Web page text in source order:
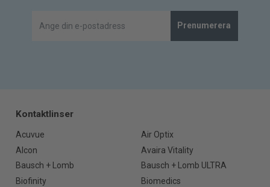
Prenumerera
Kontaktlinser
Acuvue
Air Optix
Alcon
Avaira Vitality
Bausch + Lomb
Bausch + Lomb ULTRA
Biofinity
Biomedics